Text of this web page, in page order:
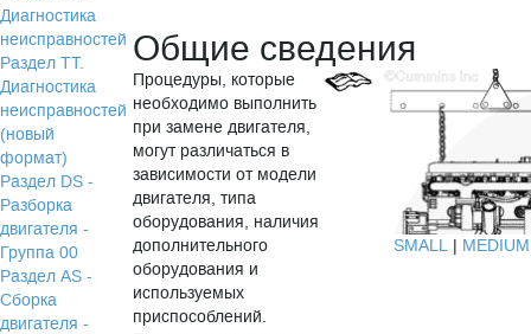
Диагностика
неисправностей
Раздел TТ.
Диагностика
неисправностей
(новый
формат)
Раздел DS -
Разборка
двигателя -
Группа 00
Раздел АS -
Сборка
двигателя -
Общие сведения
Процедуры, которые
необходимо выполнить
при замене двигателя,
могут различаться в
зависимости от модели
двигателя, типа
оборудования, наличия
дополнительного
оборудования и
используемых
приспособлений.
SMALL | MEDIUM